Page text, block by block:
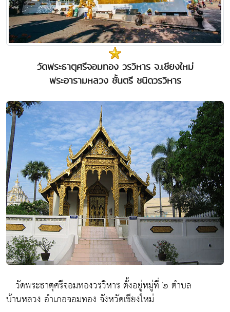
วัดพระธาตุศรีจอมทอง วรวิหาร จ.เชียงใหม่
พระอารามหลวง ชั้นตรี ชนิดวรวิหาร
วัดพระธาตุศรีจอมทองวรวิหาร ตั้งอยู่หมู่ที่ ๒ ตำบล
บ้านหลวง อำเภอจอมทอง จังหวัดเชียงใหม่